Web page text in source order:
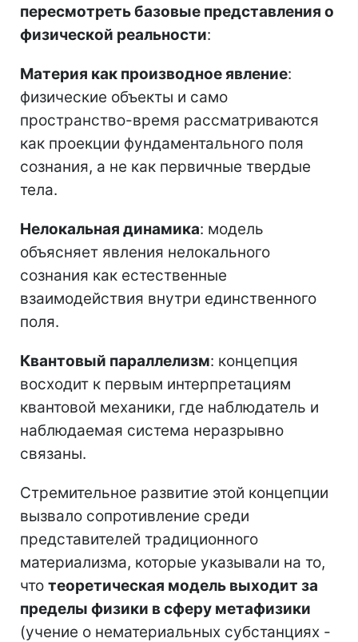
пересмотреть базовые представления о
физической реальности:
Материя как производное явление:
физические объекты и само
пространство-время рассматриваются
как проекции фундаментального поля
сознания, а не как первичные твердые
тела.
Нелокальная динамика: модель
объясняет явления нелокального
сознания как естественные
взаимодействия внутри единственного
поля.
Квантовый параллелизм: концепция
восходит к первым интерпретациям
квантовой механики, где наблюдатель и
наблюдаемая система неразрывно
связаны.
Стремительное развитие этой концепции
вызвало сопротивление среди
представителей традиционного
материализма, которые указывали на то,
что теоретическая модель выходит за
пределы физики в сферу метафизики
(учение о нематериальных субстанциях -